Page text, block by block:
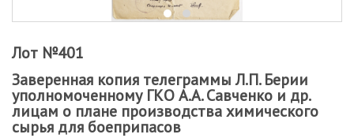
Лот №401
Заверенная копия телеграммы Л.П. Берии
уполномоченному ГКО А.А. Савченко и др.
лицам о плане производства химического
сырья для боеприпасов